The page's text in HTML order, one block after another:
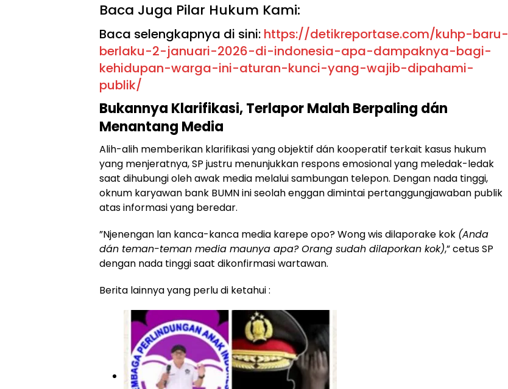
​Baca Juga Pilar Hukum Kami:
Baca selengkapnya di sini: https://detikreportase.com/kuhp-baru-
berlaku-2-januari-2026-di-indonesia-apa-dampaknya-bagi-
kehidupan-warga-ini-aturan-kunci-yang-wajib-dipahami-
publik/
Bukannya Klarifikasi, Terlapor Malah Berpaling dán
Menantang Media
​Alih-alih memberikan klarifikasi yang objektif dán kooperatif terkait kasus hukum
yang menjeratnya, SP justru menunjukkan respons emosional yang meledak-ledak
saat dihubungi oleh awak media melalui sambungan telepon. Dengan nada tinggi,
oknum karyawan bank BUMN ini seolah enggan dimintai pertanggungjawaban publik
atas informasi yang beredar.
​”Njenengan lan kanca-kanca media karepe opo? Wong wis dilaporake kok (Anda
dán teman-teman media maunya apa? Orang sudah dilaporkan kok),” cetus SP
dengan nada tinggi saat dikonfirmasi wartawan.
Berita lainnya yang perlu di ketahui :